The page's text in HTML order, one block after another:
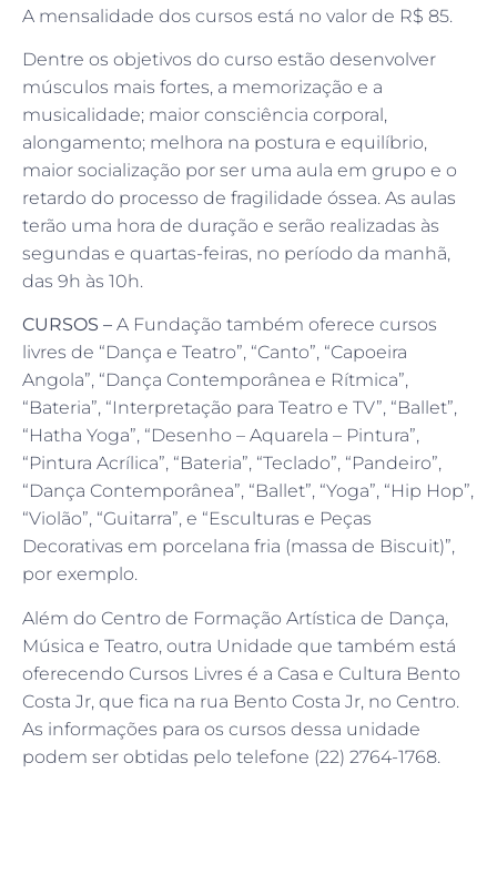
A mensalidade dos cursos está no valor de R$ 85.
Dentre os objetivos do curso estão desenvolver
músculos mais fortes, a memorização e a
musicalidade; maior consciência corporal,
alongamento; melhora na postura e equilíbrio,
maior socialização por ser uma aula em grupo e o
retardo do processo de fragilidade óssea. As aulas
terão uma hora de duração e serão realizadas às
segundas e quartas-feiras, no período da manhã,
das 9h às 10h.
CURSOS – A Fundação também oferece cursos
livres de “Dança e Teatro”, “Canto”, “Capoeira
Angola”, “Dança Contemporânea e Rítmica”,
“Bateria”, “Interpretação para Teatro e TV”, “Ballet”,
“Hatha Yoga”, “Desenho – Aquarela – Pintura”,
“Pintura Acrílica”, “Bateria”, “Teclado”, “Pandeiro”,
“Dança Contemporânea”, “Ballet”, “Yoga”, “Hip Hop”,
“Violão”, “Guitarra”, e “Esculturas e Peças
Decorativas em porcelana fria (massa de Biscuit)”,
por exemplo.
Além do Centro de Formação Artística de Dança,
Música e Teatro, outra Unidade que também está
oferecendo Cursos Livres é a Casa e Cultura Bento
Costa Jr, que fica na rua Bento Costa Jr, no Centro.
As informações para os cursos dessa unidade
podem ser obtidas pelo telefone (22) 2764-1768.